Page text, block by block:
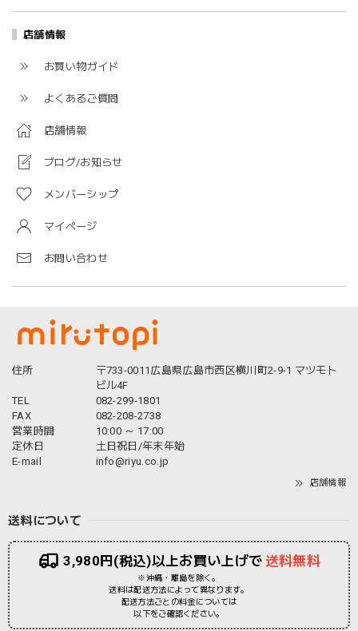
店舗情報
お買い物ガイド
よくあるご質問
店舗情報
ブログ/お知らせ
メンバーシップ
マイページ
お問い合わせ
住所
〒733-0011広島県広島市西区横川町2-9-1 マツモト
ビル4F
TEL
082-299-1801
FAX
082-208-2738
営業時間
10:00 ～ 17:00
定休日
土日祝日/年末年始
E-mail
info@riyu.co.jp
店舗情報
送料について
3,980円(税込)以上お買い上げで 送料無料
※沖縄・離島を除く。
送料は配送方法によって異なります。
配送方法ごとの料金については
以下をご確認ください。